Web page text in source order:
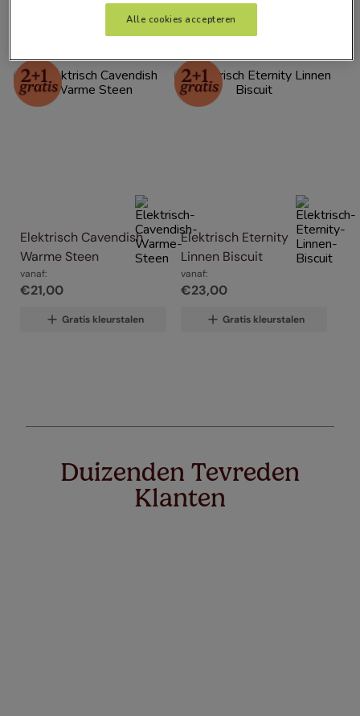
Elektrisch Cavendish
Warme Steen
vanaf:
€21,00
Gratis kleurstalen
Elektrisch Eternity
Linnen Biscuit
vanaf:
€23,00
Gratis kleurstalen
Duizenden Tevreden
Klanten
Alle cookies accepteren